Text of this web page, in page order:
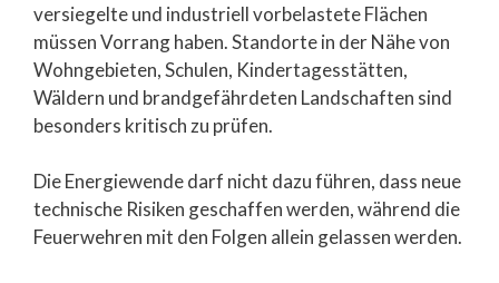
versiegelte und industriell vorbelastete Flächen
müssen Vorrang haben. Standorte in der Nähe von
Wohngebieten, Schulen, Kindertagesstätten,
Wäldern und brandgefährdeten Landschaften sind
besonders kritisch zu prüfen.
Die Energiewende darf nicht dazu führen, dass neue
technische Risiken geschaffen werden, während die
Feuerwehren mit den Folgen allein gelassen werden.